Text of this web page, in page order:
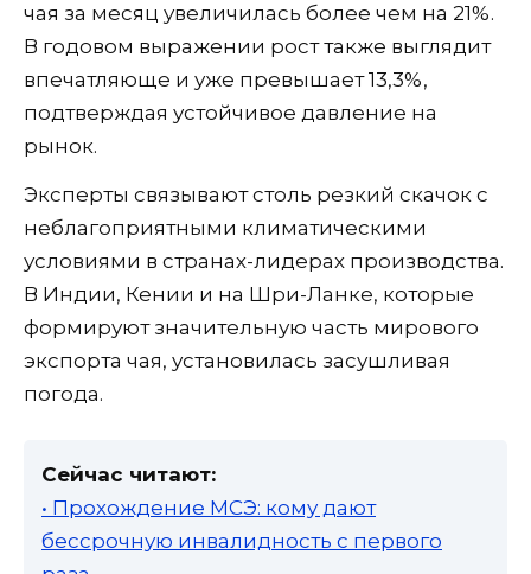
чая за месяц увеличилась более чем на 21%.
В годовом выражении рост также выглядит
впечатляюще и уже превышает 13,3%,
подтверждая устойчивое давление на
рынок.
Эксперты связывают столь резкий скачок с
неблагоприятными климатическими
условиями в странах-лидерах производства.
В Индии, Кении и на Шри-Ланке, которые
формируют значительную часть мирового
экспорта чая, установилась засушливая
погода.
Сейчас читают:
• Прохождение МСЭ: кому дают
бессрочную инвалидность с первого